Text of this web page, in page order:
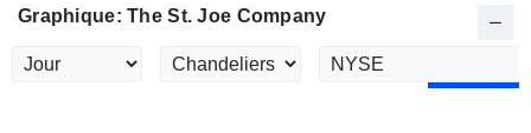
Graphique: The St. Joe Company